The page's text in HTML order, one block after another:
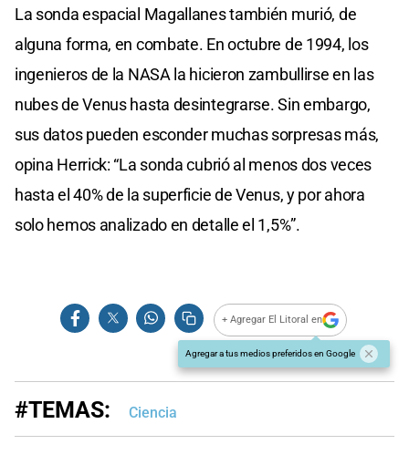
La sonda espacial Magallanes también murió, de
alguna forma, en combate. En octubre de 1994, los
ingenieros de la NASA la hicieron zambullirse en las
nubes de Venus hasta desintegrarse. Sin embargo,
sus datos pueden esconder muchas sorpresas más,
opina Herrick: “La sonda cubrió al menos dos veces
hasta el 40% de la superficie de Venus, y por ahora
solo hemos analizado en detalle el 1,5%”.
+ Agregar El Litoral en
Agregar a tus medios preferidos en Google
#TEMAS: Ciencia